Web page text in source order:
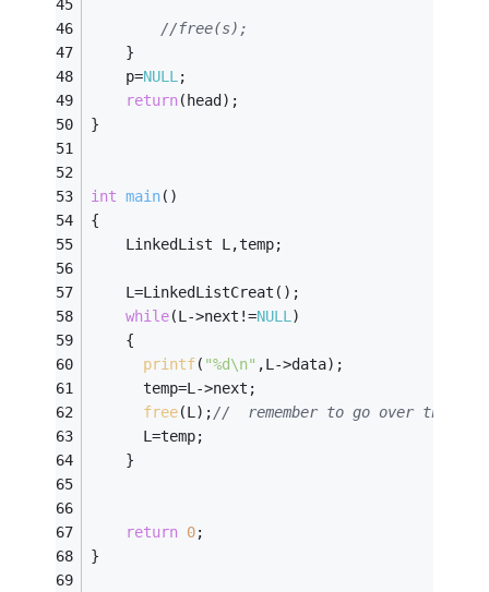
//free(s);
    }
    p=
NULL ;
return(head);
}
int main()
{
    LinkedList L,temp;
    L=LinkedListCreat();
while(L->next!=NULL )
	{
printf( "%d\n" ,L->data);
	  temp=L->next;
free(L);//  remember to go over the
	  L=temp;
	}
return 0;
}